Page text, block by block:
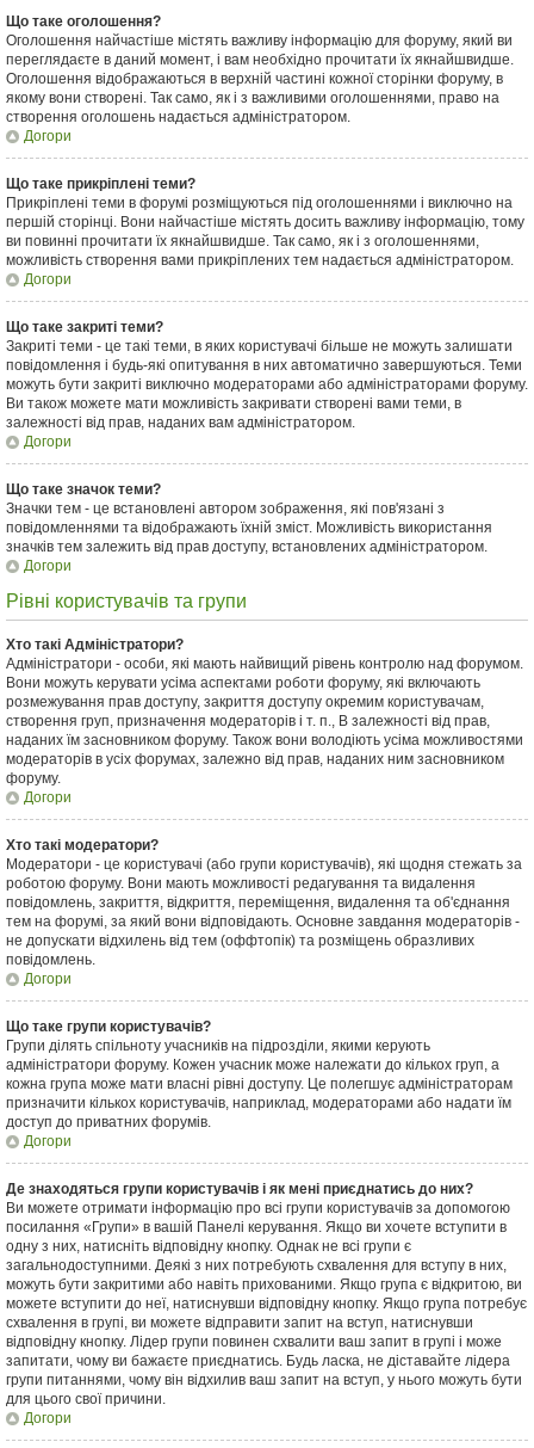
Що таке оголошення?
Оголошення найчастіше містять важливу інформацію для форуму, який ви
переглядаєте в даний момент, і вам необхідно прочитати їх якнайшвидше.
Оголошення відображаються в верхній частині кожної сторінки форуму, в
якому вони створені. Так само, як і з важливими оголошеннями, право на
створення оголошень надається адміністратором.
Догори
Що таке прикріплені теми?
Прикріплені теми в форумі розміщуються під оголошеннями і виключно на
першій сторінці. Вони найчастіше містять досить важливу інформацію, тому
ви повинні прочитати їх якнайшвидше. Так само, як і з оголошеннями,
можливість створення вами прикріплених тем надається адміністратором.
Догори
Що таке закриті теми?
Закриті теми - це такі теми, в яких користувачі більше не можуть залишати
повідомлення і будь-які опитування в них автоматично завершуються. Теми
можуть бути закриті виключно модераторами або адміністраторами форуму.
Ви також можете мати можливість закривати створені вами теми, в
залежності від прав, наданих вам адміністратором.
Догори
Що таке значок теми?
Значки тем - це встановлені автором зображення, які пов'язані з
повідомленнями та відображають їхній зміст. Можливість використання
значків тем залежить від прав доступу, встановлених адміністратором.
Догори
Рівні користувачів та групи
Хто такі Адміністратори?
Адміністратори - особи, які мають найвищий рівень контролю над форумом.
Вони можуть керувати усіма аспектами роботи форуму, які включають
розмежування прав доступу, закриття доступу окремим користувачам,
створення груп, призначення модераторів і т. п., В залежності від прав,
наданих їм засновником форуму. Також вони володіють усіма можливостями
модераторів в усіх форумах, залежно від прав, наданих ним засновником
форуму.
Догори
Хто такі модератори?
Модератори - це користувачі (або групи користувачів), які щодня стежать за
роботою форуму. Вони мають можливості редагування та видалення
повідомлень, закриття, відкриття, переміщення, видалення та об'єднання
тем на форумі, за який вони відповідають. Основне завдання модераторів -
не допускати відхилень від тем (оффтопік) та розміщень образливих
повідомлень.
Догори
Що таке групи користувачів?
Групи ділять спільноту учасників на підрозділи, якими керують
адміністратори форуму. Кожен учасник може належати до кількох груп, а
кожна група може мати власні рівні доступу. Це полегшує адміністраторам
призначити кількох користувачів, наприклад, модераторами або надати їм
доступ до приватних форумів.
Догори
Де знаходяться групи користувачів і як мені приєднатись до них?
Ви можете отримати інформацію про всі групи користувачів за допомогою
посилання «Групи» в вашій Панелі керування. Якщо ви хочете вступити в
одну з них, натисніть відповідну кнопку. Однак не всі групи є
загальнодоступними. Деякі з них потребують схвалення для вступу в них,
можуть бути закритими або навіть прихованими. Якщо група є відкритою, ви
можете вступити до неї, натиснувши відповідну кнопку. Якщо група потребує
схвалення в групі, ви можете відправити запит на вступ, натиснувши
відповідну кнопку. Лідер групи повинен схвалити ваш запит в групі і може
запитати, чому ви бажаєте приєднатись. Будь ласка, не діставайте лідера
групи питаннями, чому він відхилив ваш запит на вступ, у нього можуть бути
для цього свої причини.
Догори